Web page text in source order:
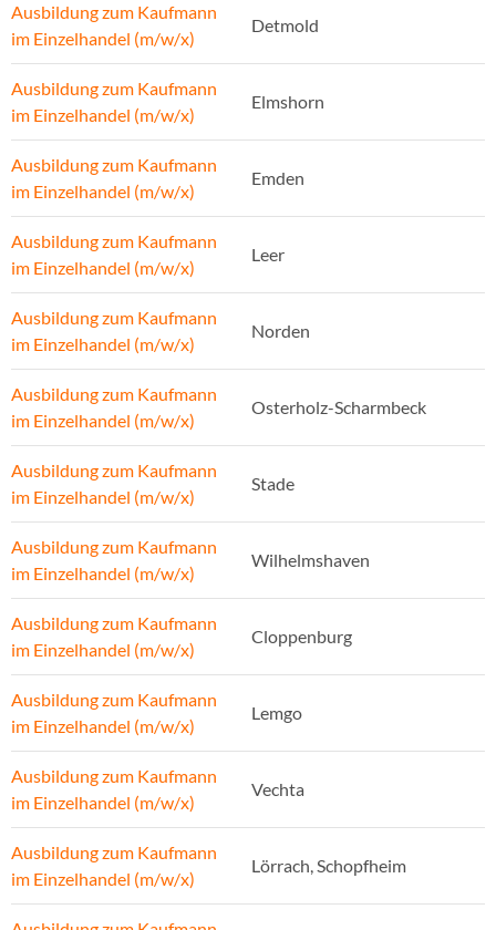
Ausbildung zum Kaufmann
im Einzelhandel (m/w/x)
Detmold
Ausbildung zum Kaufmann
im Einzelhandel (m/w/x)
Elmshorn
Ausbildung zum Kaufmann
im Einzelhandel (m/w/x)
Emden
Ausbildung zum Kaufmann
im Einzelhandel (m/w/x)
Leer
Ausbildung zum Kaufmann
im Einzelhandel (m/w/x)
Norden
Ausbildung zum Kaufmann
im Einzelhandel (m/w/x)
Osterholz-Scharmbeck
Ausbildung zum Kaufmann
im Einzelhandel (m/w/x)
Stade
Ausbildung zum Kaufmann
im Einzelhandel (m/w/x)
Wilhelmshaven
Ausbildung zum Kaufmann
im Einzelhandel (m/w/x)
Cloppenburg
Ausbildung zum Kaufmann
im Einzelhandel (m/w/x)
Lemgo
Ausbildung zum Kaufmann
im Einzelhandel (m/w/x)
Vechta
Ausbildung zum Kaufmann
im Einzelhandel (m/w/x)
Lörrach, Schopfheim